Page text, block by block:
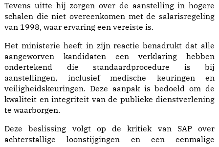
Tevens uitte hij zorgen over de aanstelling in hogere
schalen die niet overeenkomen met de salarisregeling
van 1998, waar ervaring een vereiste is.
Het ministerie heeft in zijn reactie benadrukt dat alle
aangeworven kandidaten een verklaring hebben
ondertekend die standaardprocedure is bij
aanstellingen, inclusief medische keuringen en
veiligheidskeuringen. Deze aanpak is bedoeld om de
kwaliteit en integriteit van de publieke dienstverlening
te waarborgen.
Deze beslissing volgt op de kritiek van SAP over
achterstallige loonstijgingen en een eenmalige